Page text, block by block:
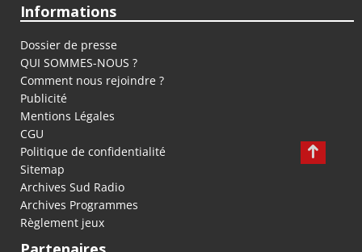
Informations
Dossier de presse
QUI SOMMES-NOUS ?
Comment nous rejoindre ?
Publicité
Mentions Légales
CGU
Politique de confidentialité
Sitemap
Archives Sud Radio
Archives Programmes
Règlement jeux